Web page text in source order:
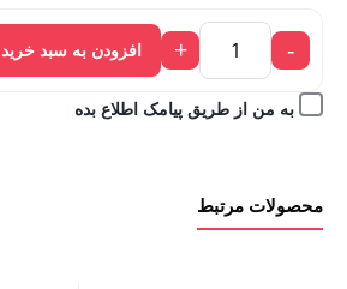
بود.
-
+ افزودن به سبد خرید
به من از طریق پیامک اطلاع بده
محصولات مرتبط